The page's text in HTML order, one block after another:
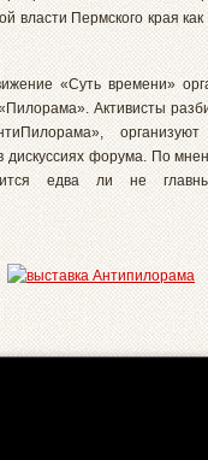
власти Пермского края
«Суть времени»
Активисты
организуют
дискуссиях форума. По
едва ли не